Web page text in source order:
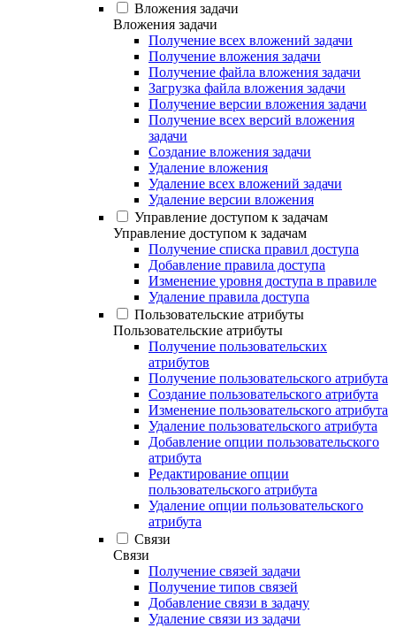
Вложения задачи
Вложения задачи
Получение всех вложений задачи
Получение вложения задачи
Получение файла вложения задачи
Загрузка файла вложения задачи
Получение версии вложения задачи
Получение всех версий вложения
задачи
Создание вложения задачи
Удаление вложения
Удаление всех вложений задачи
Удаление версии вложения
Управление доступом к задачам
Управление доступом к задачам
Получение списка правил доступа
Добавление правила доступа
Изменение уровня доступа в правиле
Удаление правила доступа
Пользовательские атрибуты
Пользовательские атрибуты
Получение пользовательских
атрибутов
Получение пользовательского атрибута
Создание пользовательского атрибута
Изменение пользовательского атрибута
Удаление пользовательского атрибута
Добавление опции пользовательского
атрибута
Редактирование опции
пользовательского атрибута
Удаление опции пользовательского
атрибута
Связи
Связи
Получение связей задачи
Получение типов связей
Добавление связи в задачу
Удаление связи из задачи